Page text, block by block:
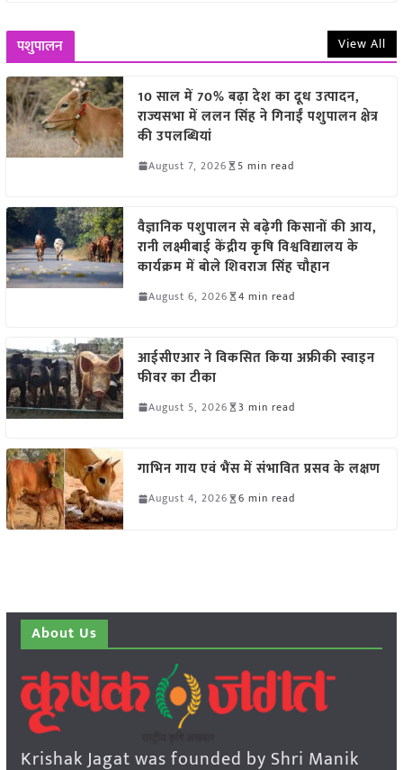
पशुपालन View All
10 साल में 70% बढ़ा देश का दूध उत्पादन,
राज्यसभा में ललन सिंह ने गिनाईं पशुपालन क्षेत्र
की उपलब्धियां
August 7, 2026 5 min read
वैज्ञानिक पशुपालन से बढ़ेगी किसानों की आय,
रानी लक्ष्मीबाई केंद्रीय कृषि विश्वविद्यालय के
कार्यक्रम में बोले शिवराज सिंह चौहान
August 6, 2026 4 min read
आईसीएआर ने विकसित किया अफ्रीकी स्वाइन
फीवर का टीका
August 5, 2026 3 min read
गाभिन गाय एवं भैंस में संभावित प्रसव के लक्षण
August 4, 2026 6 min read
About Us
Krishak Jagat was founded by Shri Manik